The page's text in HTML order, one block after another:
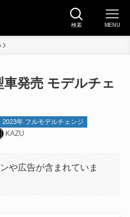
検索 MENU
発売 モデルチェ
2023年 フルモデルチェンジ
KAZU
や広告が含まれていま